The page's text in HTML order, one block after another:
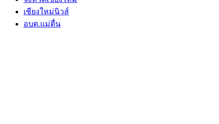
เชียงใหม่นิวส์
อบต.แม่ตื่น